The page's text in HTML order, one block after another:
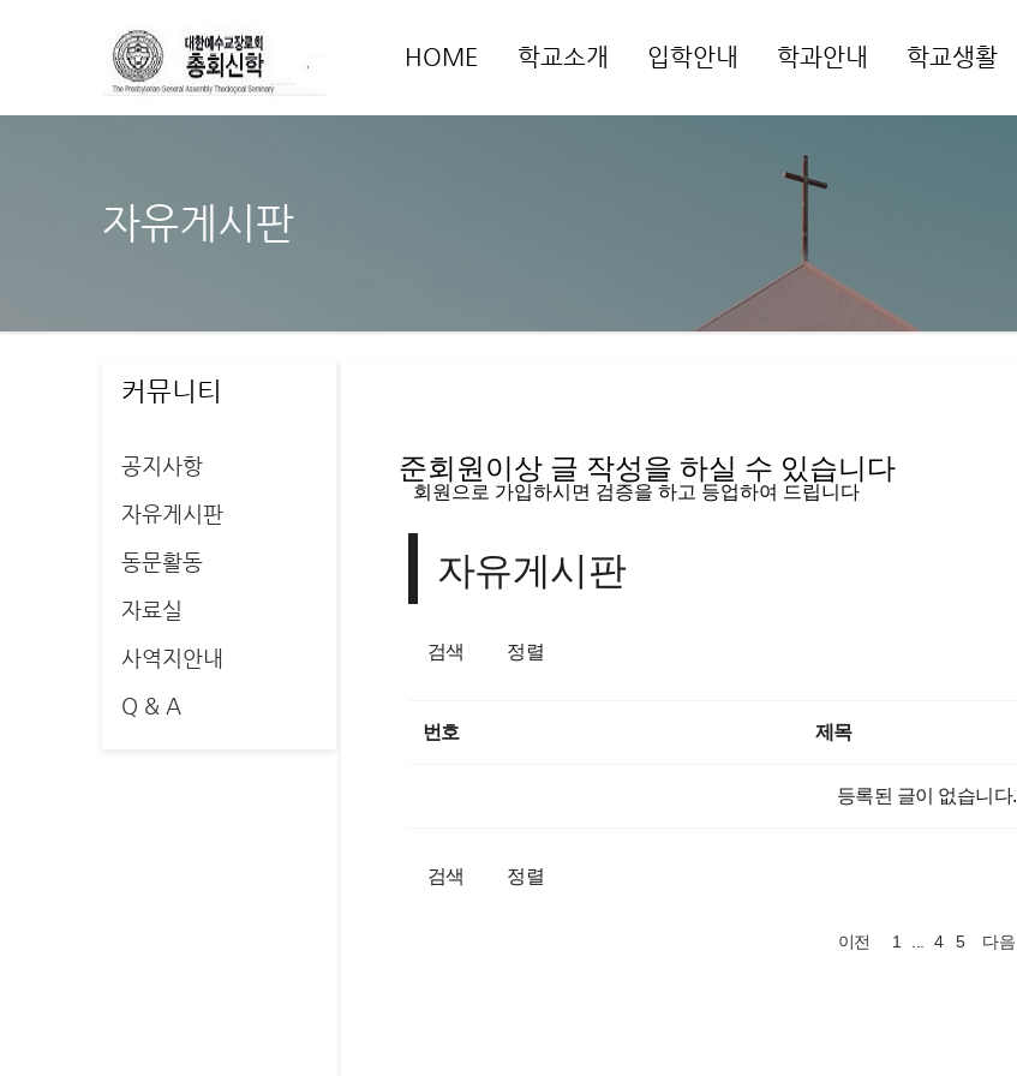
HOME 학교소개 입학안내 학과안내 학교생활
자유게시판
커뮤니티
공지사항
자유게시판
동문활동
자료실
사역지안내
Q & A
준회원이상 글 작성을 하실 수 있습니다
   회원으로 가입하시면 검증을 하고 등업하여 드립니다
자유게시판
검색 정렬
번호 제목
등록된 글이 없습니다.
검색 정렬
이전 1 4 5 다음